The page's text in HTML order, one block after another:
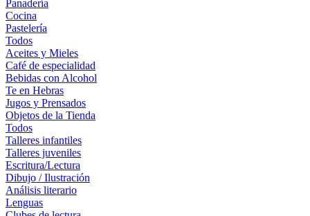
Panadería
Cocina
Pastelería
Todos
Aceites y Mieles
Café de especialidad
Bebidas con Alcohol
Te en Hebras
Jugos y Prensados
Objetos de la Tienda
Todos
Talleres infantiles
Talleres juveniles
Escritura/Lectura
Dibujo / Ilustración
Análisis literario
Lenguas